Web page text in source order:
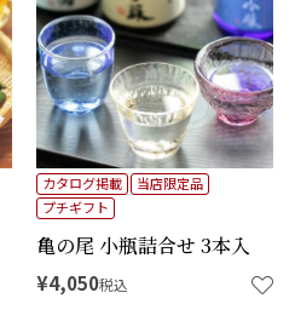
亀の尾 小瓶詰合せ 3本入
カタログ掲載
当店限定品
プチギフト
¥4,050税込